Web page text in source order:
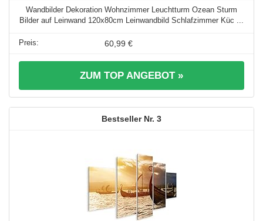
Wandbilder Dekoration Wohnzimmer Leuchtturm Ozean Sturm
Bilder auf Leinwand 120x80cm Leinwandbild Schlafzimmer Küc ...
60,99 €
ZUM TOP ANGEBOT »
3